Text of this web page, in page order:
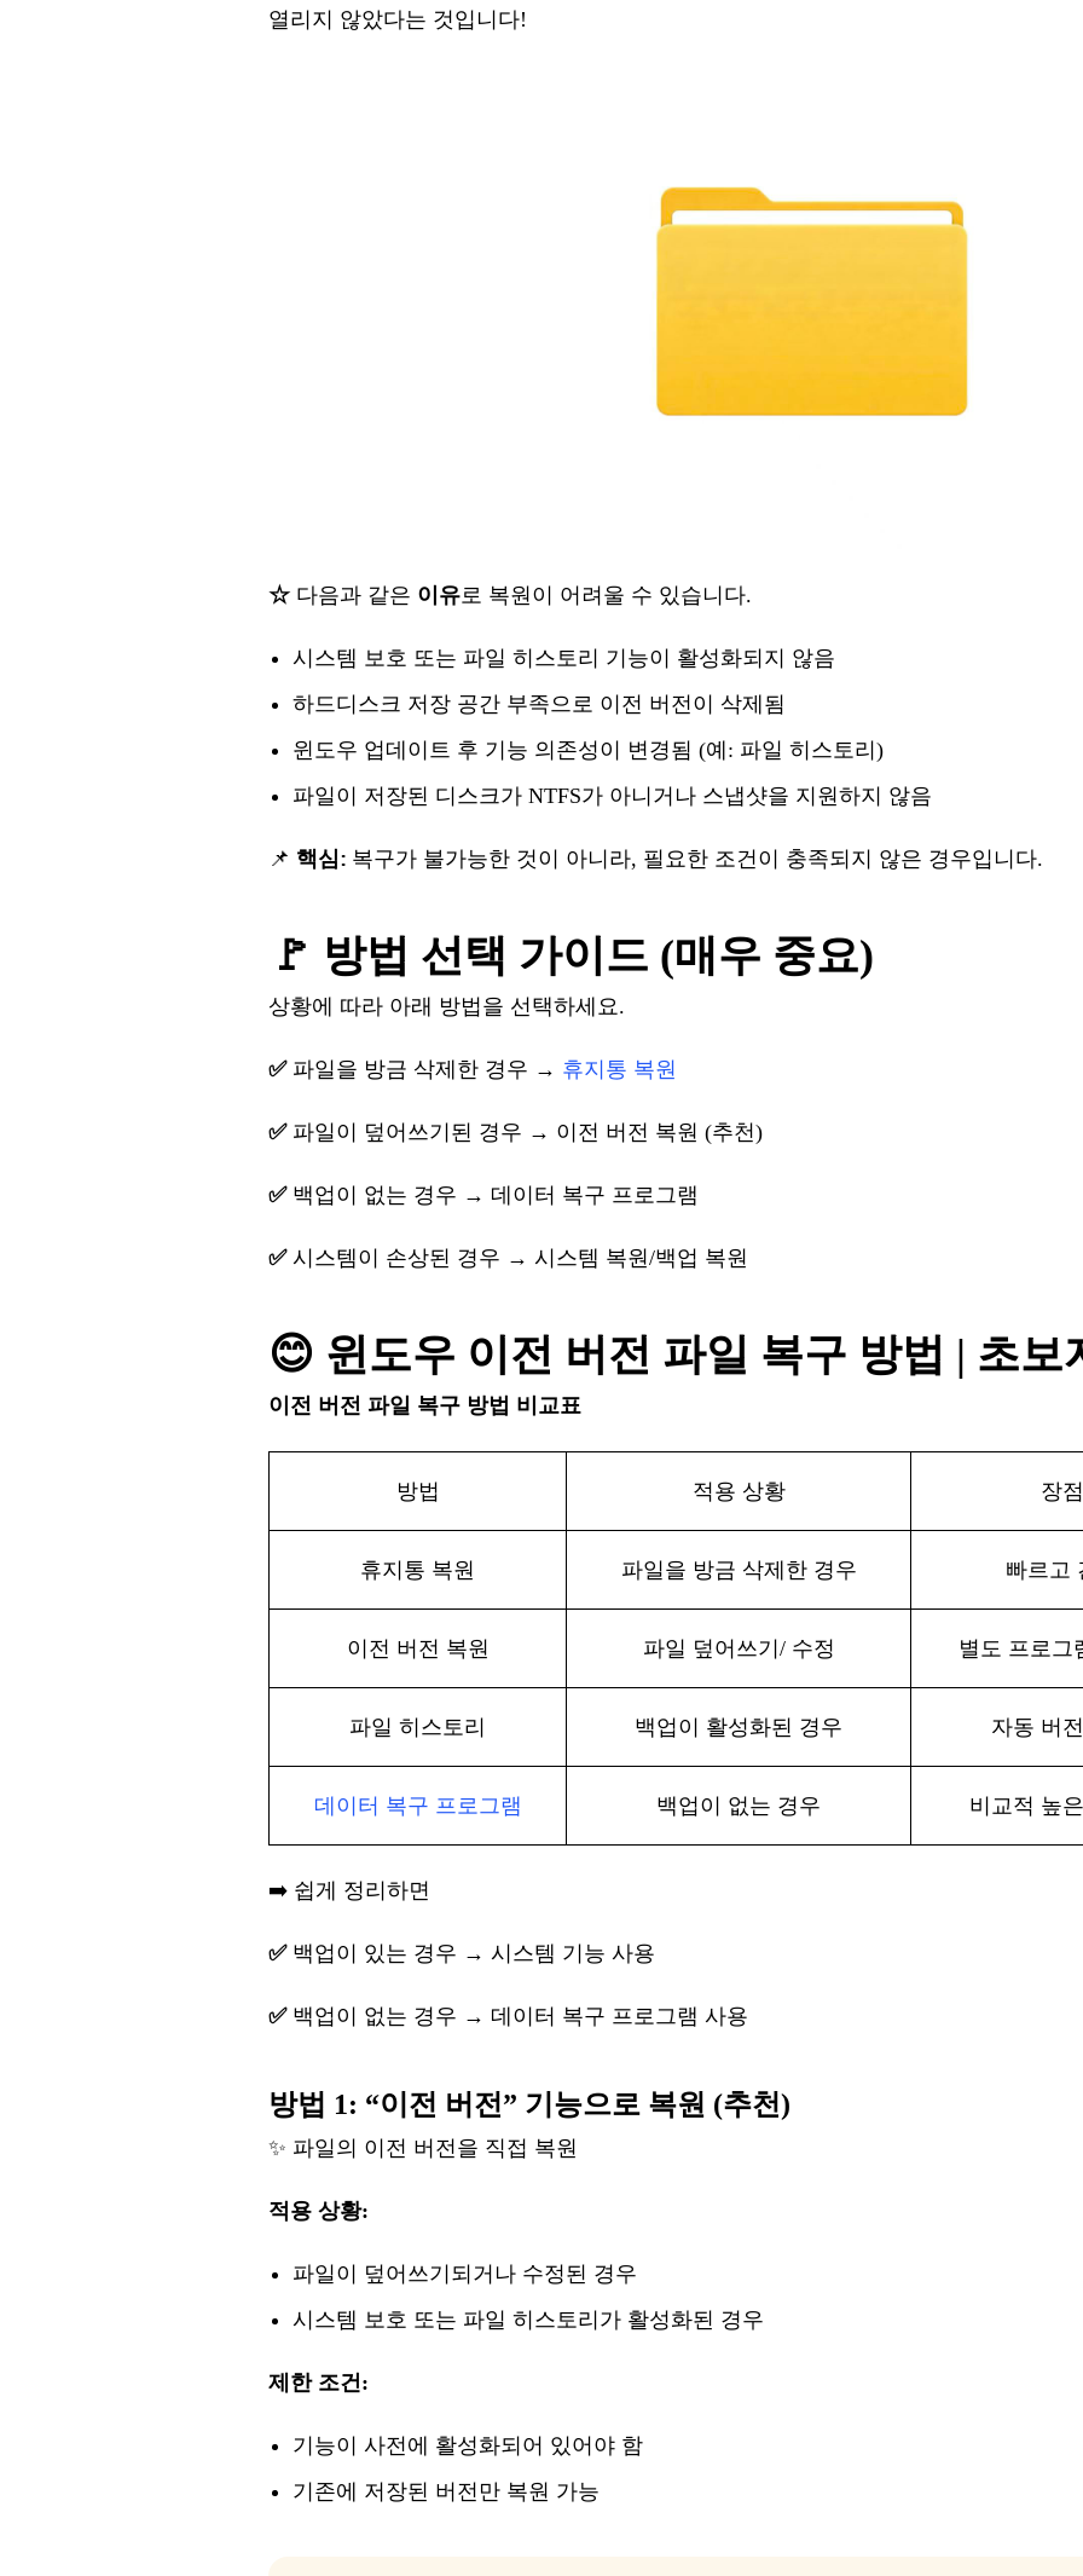
열리지 않았다는 것입니다!
☆ 다음과 같은 이유로 복원이 어려울 수 있습니다.
시스템 보호 또는 파일 히스토리 기능이 활성화되지 않음
하드디스크 저장 공간 부족으로 이전 버전이
삭제됨
윈도우 업데이트 후 기능 의존성이 변경됨 (예: 파일 히스토리 )
파일이
저장된 디스크가 NTFS가 아니거나 스냅샷을 지원하지 않음
📌 핵심: 복구가 불가능한 것이 아니라, 필요한 조건이 충족되지 않은 경우입니다.
🚩 방법 선택 가이드 (매우 중요)
상황에 따라 아래 방법을 선택하세요.
✅ 파일을 방금 삭제한 경우 → 휴지통 복원
✅ 파일이 덮어쓰기된 경우 → 이전 버전 복원 (추천)
✅ 백업이 없는 경우 → 데이터 복구 프로그램
✅ 시스템이 손상된 경우 → 시스템 복원/백업 복원
😊 윈도우 이전 버전 파일 복구 방법 | 초보
이전 버전 파일 복구 방법 비교표
방법 적용 상황 장점
휴지통 복원 파일을 방금 삭제한 경우 빠르고
이전 버전 복원 파일 덮어쓰기 / 수정 별도 프로그
파일 히스토리 백업이 활성화된 경우 자동 버전
데이터 복구 프로그램 백업이 없는 경우 비교적 높은
➡️ 쉽게 정리하면
✅ 백업이 있는 경우 → 시스템 기능 사용
✅ 백업이 없는 경우 → 데이터 복구 프로그램 사용
방법 1: “이전 버전” 기능으로 복원 (추천)
✨ 파일의 이전 버전을 직접 복원
적용 상황:
파일이 덮어쓰기되거나 수정된 경우
시스템 보호 또는 파일 히스토리가 활성화된 경우
제한 조건:
기능이 사전에 활성화되어 있어야 함
기존에
저장된 버전만 복원 가능